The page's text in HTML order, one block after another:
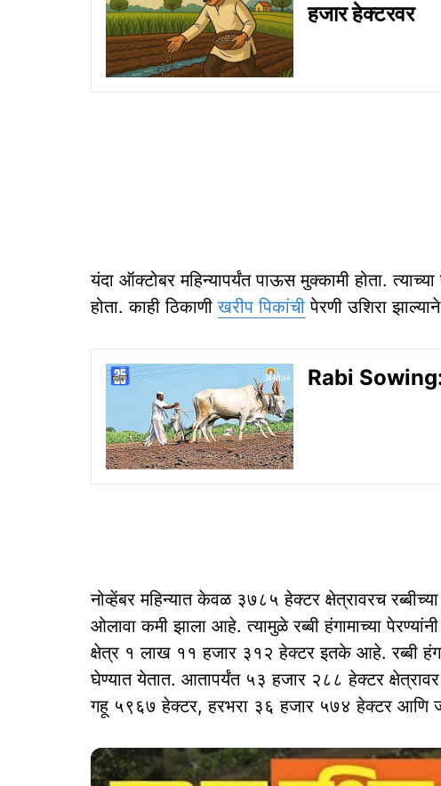
हजार हेक्टरवर
यंदा ऑक्टोबर महिन्यापर्यंत पाऊस मुक्कामी होता.
होता. काही ठिकाणीखरीप पिकांची पेरणी उशिरा
Rabi Sowing:
नोव्हेंबर महिन्यात केवळ ३७८५ हेक्टर क्षेत्रावरच
ओलावा कमी झाला आहे. त्यामुळे रब्बी हंगामाच्या
क्षेत्र १ लाख ११ हजार ३१२ हेक्टर इतके आहे. रब्बी
घेण्यात येतात. आतापर्यंत ५३ हजार २८८ हेक्टर
गहू ५९६७ हेक्टर, हरभरा ३६ हजार ५७४ हेक्टर